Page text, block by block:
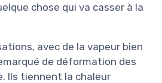
chose qui va casser à la
avec de la vapeur bien
de déformation des
Ils tiennent la chaleur